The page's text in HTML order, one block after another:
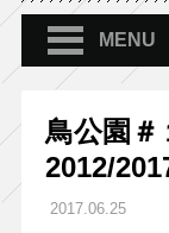
MENU
鳥公園＃
2012/
2017.06.25